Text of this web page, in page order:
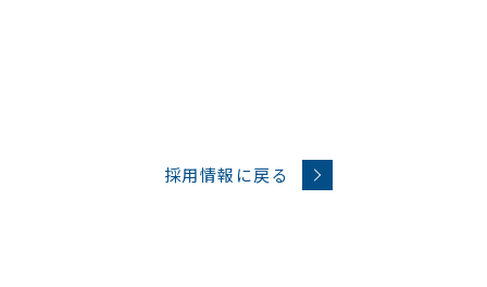
採用情報に戻る